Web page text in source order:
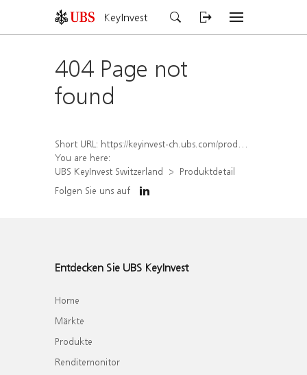
KeyInvest
404 Page not
found
Short URL: https://keyinvest-ch.ubs.com/produkt/detail/index/isin/CH1575360297
You are here:
UBS KeyInvest Switzerland
Produktdetail
Folgen Sie uns auf
Entdecken Sie UBS KeyInvest
Home
Märkte
Produkte
Renditemonitor